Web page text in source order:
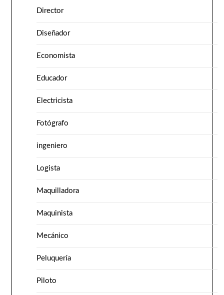
Director
Diseñador
Economista
Educador
Electricista
Fotógrafo
ingeniero
Logista
Maquilladora
Maquinista
Mecánico
Peluquería
Piloto